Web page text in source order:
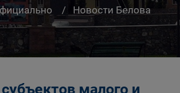
Новости Белова
малого и